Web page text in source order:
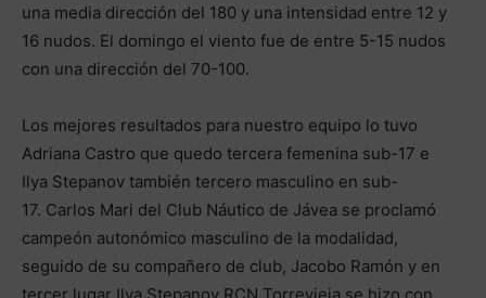
una media dirección del 180 y una intensidad entre 12 y
16 nudos. El domingo el viento fue de entre 5-15 nudos
con una dirección del 70-100.
Los mejores resultados para nuestro equipo lo tuvo
Adriana Castro que quedo tercera femenina sub-17 e
Ilya Stepanov también tercero masculino en sub-
17. Carlos Mari del Club Náutico de Jávea se proclamó
campeón autonómico masculino de la modalidad,
seguido de su compañero de club, Jacobo Ramón y en
tercer lugar Ilya Stepanov RCN Torrevieja se hizo con